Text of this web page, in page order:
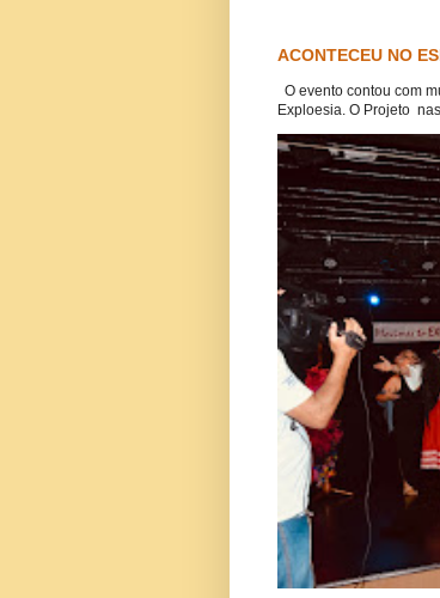
ACONTECEU NO
O evento contou com
Exploesia. O Projeto